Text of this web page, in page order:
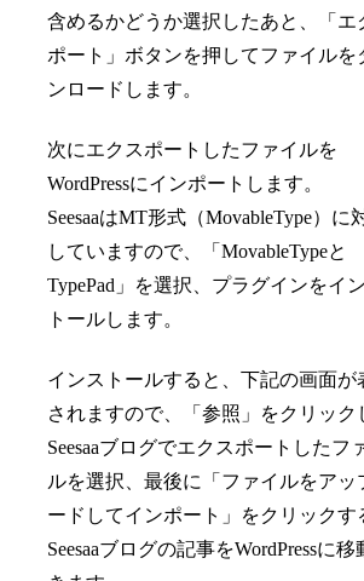
含めるかどうか選択したあと、「エ
ポート」ボタンを押してファイルを
ンロードします。
次にエクスポートしたファイルを
WordPressにインポートします。
SeesaaはMT形式（MovableType）に
していますので、「MovableTypeと
TypePad」を選択、プラグインをイ
トールします。
インストールすると、下記の画面が
されますので、「参照」をクリック
Seesaaブログでエクスポートしたフ
ルを選択、最後に「ファイルをアッ
ードしてインポート」をクリックす
Seesaaブログの記事をWordPressに移